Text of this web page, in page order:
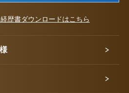
歴書ダウンロードはこちら